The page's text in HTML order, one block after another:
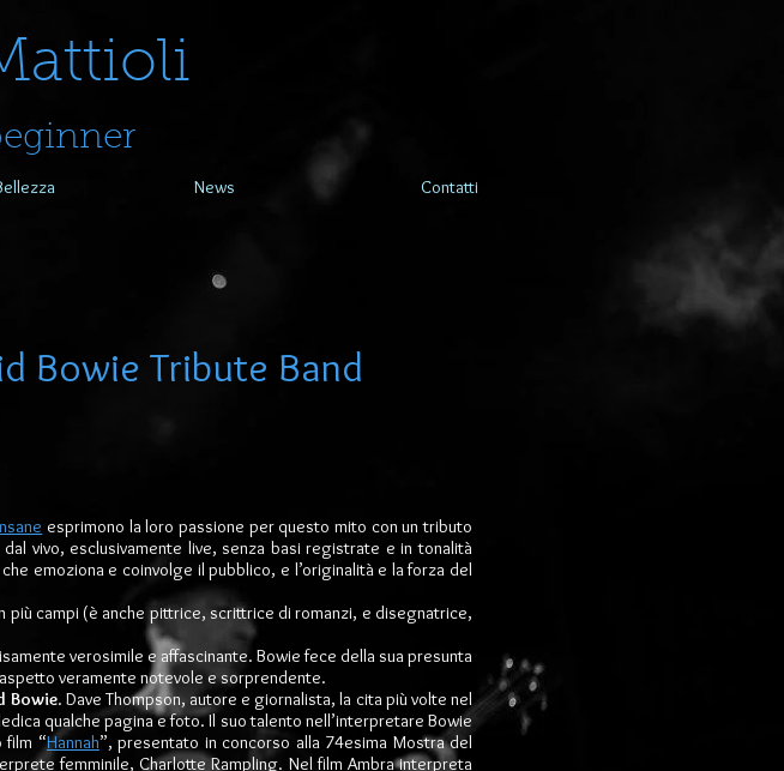
News Contatti
Bowie Tribute Band
esprimono la loro passione per questo mito con un tributo
vivo, esclusivamente live, senza basi registrate e in tonalità
emoziona e coinvolge il pubblico, e l’originalità e la forza del
più campi (è anche pittrice, scrittrice di romanzi, e disegnatrice,
verosimile e affascinante. Bowie fece della sua presunta
veramente notevole e sorprendente.
Bowie. Dave Thompson, autore e giornalista, la cita più volte nel
qualche pagina e foto. Il suo talento nell’interpretare Bowie
film “Hannah”, presentato in concorso alla 74esima Mostra del
femminile, Charlotte Rampling. Nel film Ambra interpreta